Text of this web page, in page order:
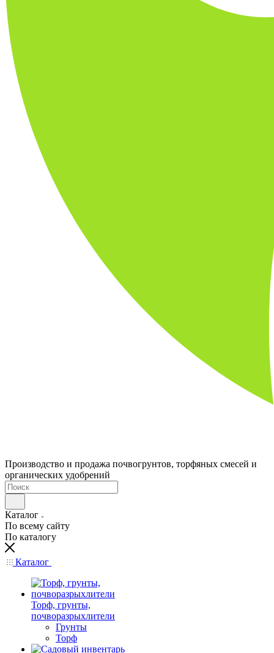
Производство и продажа почвогрунтов, торфяных смесей и
органических удобрений
Каталог
По всему сайту
По каталогу
Каталог
Торф, грунты,
почворазрыхлители
Грунты
Торф